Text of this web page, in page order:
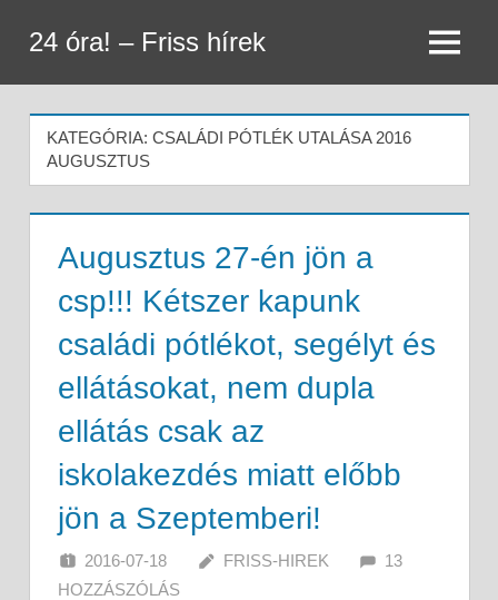
content
24 óra! – Friss hírek Menu
KATEGÓRIA: CSALÁDI PÓTLÉK UTALÁSA 2016
AUGUSZTUS
Augusztus 27-én jön a
csp!!! Kétszer kapunk
családi pótlékot, segélyt és
ellátásokat, nem dupla
ellátás csak az
iskolakezdés miatt előbb
jön a Szeptemberi!
2016-07-18 FRISS-HIREK
13
HOZZÁSZÓLÁS